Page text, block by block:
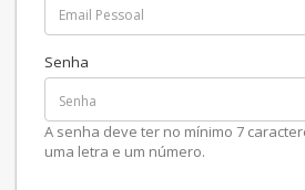
Senha
A senha deve ter no mínimo 7
uma letra e um número.